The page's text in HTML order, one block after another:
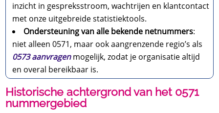
inzicht in gespreksstroom, wachtrijen en klantcontact
met onze uitgebreide statistiektools.
Ondersteuning van alle bekende netnummers:
niet alleen 0571, maar ook aangrenzende regio’s als
0573 aanvragenmogelijk, zodat je organisatie altijd
en overal bereikbaar is.
Historische achtergrond van het 0571
nummergebied